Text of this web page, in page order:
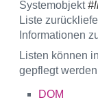
Systemobjekt
Liste
Informationen
Listen können
gepflegt
DOM